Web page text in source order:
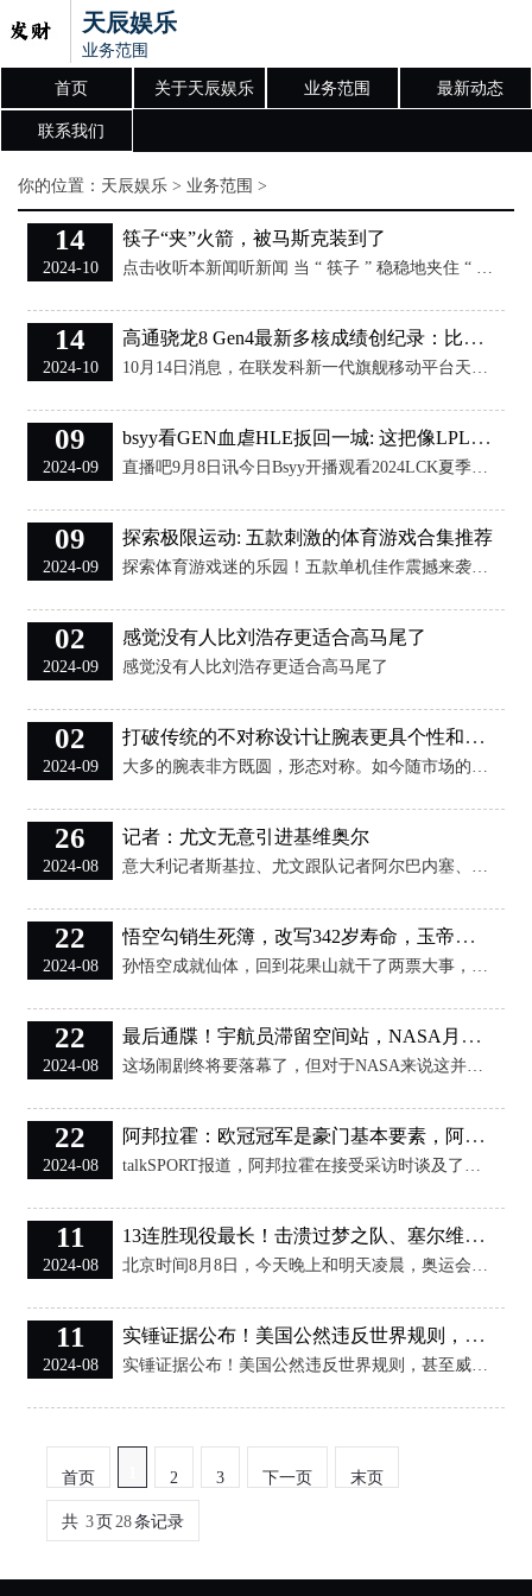
天辰娱乐
业务范围
首页 关于天辰娱乐 业务范围 最新动态
联系我们
你的位置： 天辰娱乐 > 业务范围 >
14
2024-10
筷子“夹”火箭，被马斯克装到了
点击收听本新闻听新闻 当 “ 筷子 ” 稳稳地夹住 “ 超 TM 重 ” 推进火箭的时候，全世界的心脏都为之一颤。 人类，或许真有可能能去火星了！ 用编辑部刚有了宝宝的同事的话说： “ 我本来以为，人类移民火星，起码得她（ 同事刚出生的娃 ）才能看到，但现在可能我奶奶就能看到了 ” 。 就在今晚，马斯克用来送人类移民火星的星舰进行了第 5 次试飞，包括推进器回收、飞船受控溅落等主要目标，全都全部精准达成！ 就在 “ 超 TM 重 ” 推进火箭被接住的同时， SpaceX 的发射中心爆发出了有史以
14
2024-10
高通骁龙8 Gen4最新多核成绩创纪录：比联发科天玑9400高7.3%
10月14日消息，在联发科新一代旗舰移动平台天玑9400发布之后，高通新一代旗舰移动平台骁龙8 Gen4也即将亮相。根据最新曝光的Geekbench 6 测试数据显示，vivo iQOO 13所搭载的高通骁龙8 Gen4单核跑分达3217分，多核跑分则高达10305分，超过了现有的所有移动处理器的多核成绩。 虽然此前曝光的OnePlus 13所搭载的骁龙8 Gen 4 （性能核主频4.32GHz，能效率核主频3.53GHz）的单核成绩更高，达到了3236，多核成绩10049分仍略低于vivo
09
2024-09
bsyy看GEN血虐HLE扳回一城: 这把像LPL的快节奏!
直播吧9月8日讯今日Bsyy开播观看2024LCK夏季赛决赛GEN对阵HLE的比赛，当看到第二局GEN全程压制扳回一城后说道：“这把像LPL的快节奏！”
09
2024-09
探索极限运动: 五款刺激的体育游戏合集推荐
探索体育游戏迷的乐园！五款单机佳作震撼来袭。从激烈的足球对决到精准的篮球投篮，满足你对运动竞技的所有幻想。无论是想重温经典，还是寻找新鲜挑战，这个合集都将带你领略不一样的体育世界。即刻加入，体验无尽乐趣与战术策略的碰撞！ 1FIFA16 《FIFA16》是一款由EASports制作、EA公司发行的体育竞技类游戏，相信在体验过《FIFA15》带来的震撼后的玩家已经对后续作品产生了强烈的期待。本次最大的特色就是12支国际女足队，每一个角色都根据真实数据编辑，游戏本身的基础技术和核心内容并不会有本质
02
2024-09
感觉没有人比刘浩存更适合高马尾了 ​​​
感觉没有人比刘浩存更适合高马尾了 ​​​
02
2024-09
打破传统的不对称设计让腕表更具个性和艺术感
大多的腕表非方既圆，形态对称。如今随市场的演变，那些反传统的不对称设计逐渐露头，成了新趋势！ Cartier Crash 腕表 扭曲的橢圆形表壳是Crash腕表的最大特征。 设计者为Jean-Jacques Cartier，他耗费心思调整Baignoire Allonge腕表的形态。因扭曲表壳设计复杂，工匠也用上大量时间和人手进行操作。因表盘不对称且被压扁，加上超现实主义风格时标的位置与前不同，表匠需多次重复解构腕表和重绘时标，方能达到正确报时的效果。也正因制作工序的复杂性，初期仅生产了不多于
26
2024-08
记者：尤文无意引进基维奥尔
意大利记者斯基拉、尤文跟队记者阿尔巴内塞、米体记者德拉瓦莱报道，尤文无意引进基维奥尔，莫塔对他不感兴趣。 在引进托迪博失败后，尤文正寻求引进其他中卫，但是报道称，波兰国脚基维奥尔并不是尤文的引援目标，尤文主帅莫塔对基维奥尔不那么感兴趣。 （阿皮） 声明：新浪网独家稿件，未经授权禁止转载！
22
2024-08
悟空勾销生死簿，改写342岁寿命，玉帝佯装生气，心中窃喜，为何？
孙悟空成就仙体，回到花果山就干了两票大事，龙宫夺宝，勾销生死簿死籍。难怪菩提祖师不叫他说出师承来路，敢情孙猴子天生就是个惹祸精。遇到这样的徒弟，饶是菩提也头疼。 巧取豪夺，抢了东海龙王的镇宅之宝金箍棒，罪不至死，孙猴子还有求生的余地；勾销地府生死簿，强行改写342岁寿命，视六道轮回如无物，严重干扰三界秩序，性质就严重了。其罪当诛，罪不可赦。双罪并罚，孙悟空在劫难逃，插翅难飞。 然而，结果却令人大跌眼镜。玉帝非但没改回生死簿，反而加封一代妖猴为弼马温。弼马温无级无品，却也是挂有仙录的天庭正式在编
22
2024-08
最后通牒！宇航员滞留空间站，NASA月底前做决断：是去是留？
这场闹剧终将要落幕了，但对于NASA来说这并不算是一个好消息！波音公司的星际客机可谓是“十年磨一剑”，但却把剑给磨废了，不仅伤己，还把NASA给伤透了。 6月5日波音公司的星际客机在万众瞩目中发射升空，带着两名宇航员开始它的首次载人之旅。如果一切顺利的话，NASA将拥有备用选择，不单单依靠于马斯克的载人龙飞船。 这就是NASA不把鸡蛋放在一个篮子里的原则，但是谁都没想到波音公司竟然站起来说“不”。 按照最初的计划星际客机的首航算是走个过场，把两名宇航员送到国际空间站，待上个一个星期，在6月14
22
2024-08
阿邦拉霍：欧冠冠军是豪门基本要素，阿森纳需要
talkSPORT报道，阿邦拉霍在接受采访时谈及了阿森纳，并质疑阿森纳作为豪门的地位。 阿森纳还从未在欧冠中取得冠军，这是阿邦拉霍质疑他们的原因。事实上，阿森纳自2003-04赛季之后，就没有赢得过英超联赛的冠军。阿邦拉霍认为，欧战的成绩是评判一家俱乐部的关键标准。 在谈及阿森纳时，阿邦拉霍说道：“我只是认为，赢得欧冠冠军是成为一家豪门的基本要素。凯尔特人、诺丁汉森林以及阿斯顿维拉这样的球队都赢得过欧冠的冠军。我认为诺丁汉森林也可以说是比阿森纳更像豪门的球队。 “对于诺丁汉森林的球迷来说，他们
11
2024-08
13连胜现役最长！击溃过梦之队、塞尔维亚，诺天王：史上最强一届
北京时间8月8日，今天晚上和明天凌晨，奥运会男篮四强的比赛就要开打，美国男篮将会对阵塞尔维亚，德国男篮将会对阵法国，他们此前都曾相遇过，美国男篮曾大胜了塞尔维亚，而德国男篮则是轻取了法国男篮，如果按照球队的实力来看，那么美国男篮和德国男篮是最有希望晋级决赛的。 而两支球队此前在热身赛相遇过，最终美国男篮以1分险胜了的对手，当时的美国男篮缺少杜兰特，而且化学反应也不好，他们没有发挥出应有的实力，即便如此，我们也能够看出德国男篮和美国男篮的实力差距实际上并不大，相比于其他球队来说，他们可能是最接近
11
2024-08
实锤证据公布！美国公然违反世界规则，甚至威胁国际机构不得秉公执法，世
实锤证据公布！美国公然违反世界规则，甚至威胁国际机构不得秉公执法，世界反兴奋剂机构勇敢站出来发声揭露美国黑幕。如今的美国开始变得完全无视国际法规、规则，甚至公开威胁国际机构按照美国的意愿行事。美国现在开始将兴奋剂检测政治化，对他国进行政治攻击，甚至以此为武器侵害他国运动员，损害公平竞争。美国公开以国内法为借口不顾世界反兴奋剂机构的规定，长臂管辖对他国运动员强制调查，引起了世界反兴奋剂机构的严重不满。 对于美国霸权做法，世界反兴奋剂机构也是忍无可忍了，大胆的站出来披露美国黑幕了。当地时间8月7日
首页 2 3 下一页 末页
共 3页 28条记录